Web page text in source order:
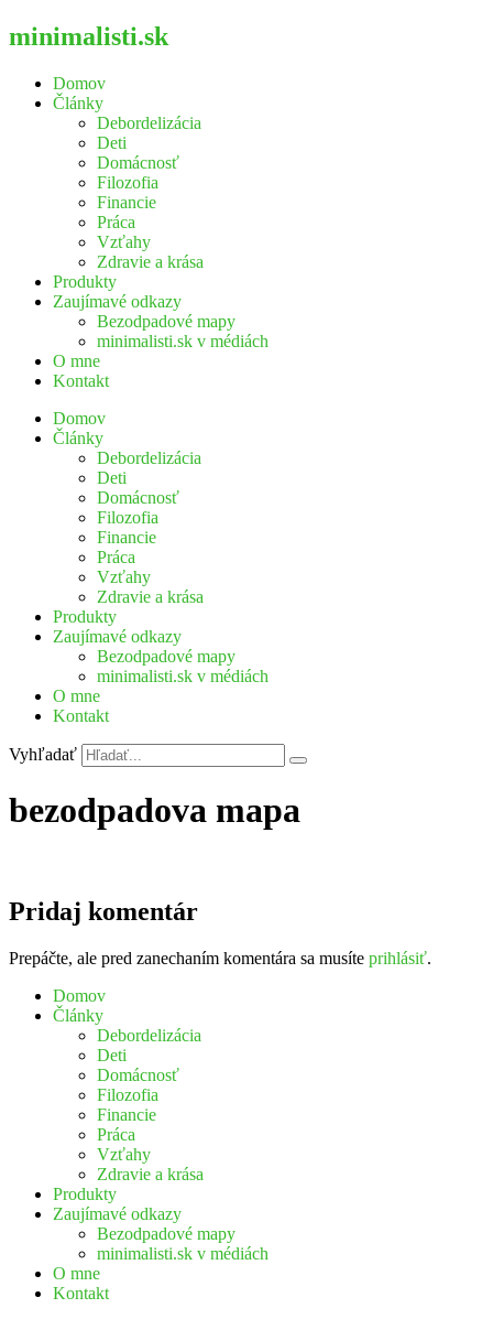
minimalisti.sk
Domov
Články
Debordelizácia
Deti
Domácnosť
Filozofia
Financie
Práca
Vzťahy
Zdravie a krása
Produkty
Zaujímavé odkazy
Bezodpadové mapy
minimalisti.sk v médiách
O mne
Kontakt
Domov
Články
Debordelizácia
Deti
Domácnosť
Filozofia
Financie
Práca
Vzťahy
Zdravie a krása
Produkty
Zaujímavé odkazy
Bezodpadové mapy
minimalisti.sk v médiách
O mne
Kontakt
Vyhľadať
bezodpadova mapa
Pridaj komentár
Prepáčte, ale pred zanechaním komentára sa musíte prihlásiť.
Domov
Články
Debordelizácia
Deti
Domácnosť
Filozofia
Financie
Práca
Vzťahy
Zdravie a krása
Produkty
Zaujímavé odkazy
Bezodpadové mapy
minimalisti.sk v médiách
O mne
Kontakt